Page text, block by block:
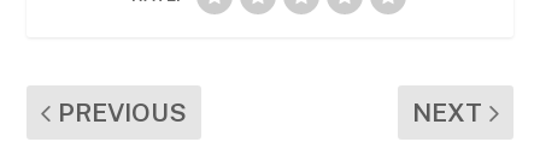
PREVIOUS NEXT